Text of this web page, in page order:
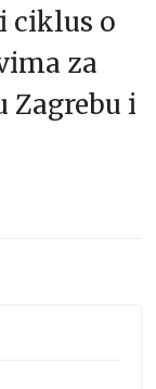
ciklus o
za
Zagrebu i